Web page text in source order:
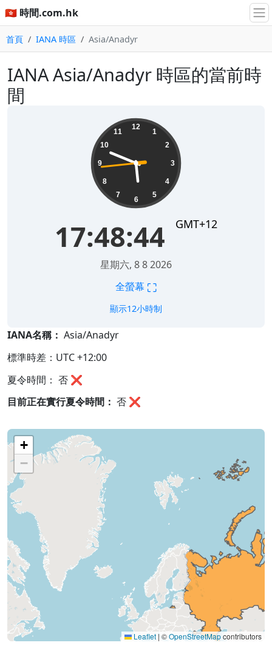
🇭🇰 時間.com.hk
首頁 IANA 時區 Asia/Anadyr
IANA Asia/Anadyr 時區的當前時
間
12
1
2
3
4
5
6
7
8
9
10
11
17:48:44 GMT+12
星期六, 8 8 2026
全螢幕 ⛶
顯示12小時制
IANA名稱： Asia/Anadyr
標準時差：UTC +12:00
夏令時間： 否 ❌
目前正在實行夏令時間： 否 ❌
+
−
Leaflet | ©OpenStreetMapcontributors